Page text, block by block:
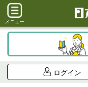
メニュー
ログイン